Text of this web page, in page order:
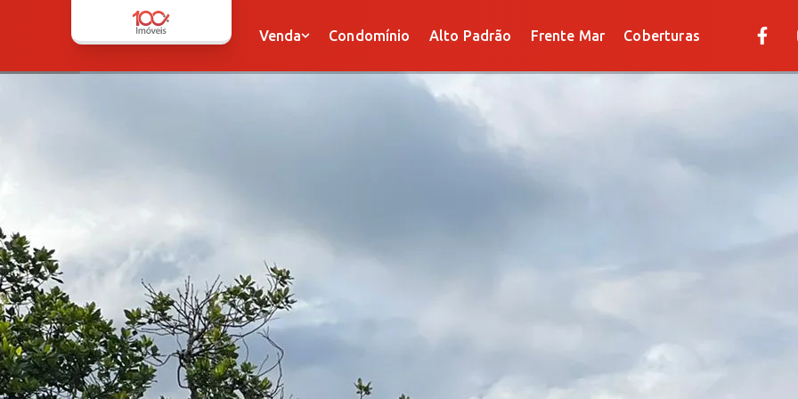
Venda
Dupléx
Condomínio Alto Padrão Frente Mar Coberturas
Venda
Apartamentos
Condomínio Alto Padrão Frente Mar Coberturas